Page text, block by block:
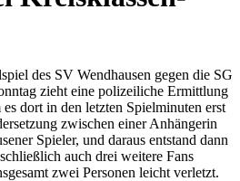
des SV Wendhausen gegen die SG
zieht eine polizeiliche Ermittlung
dort in den letzten Spielminuten erst
zwischen einer Anhängerin
Spieler, und daraus entstand dann
auch drei weitere Fans
zwei Personen leicht verletzt.